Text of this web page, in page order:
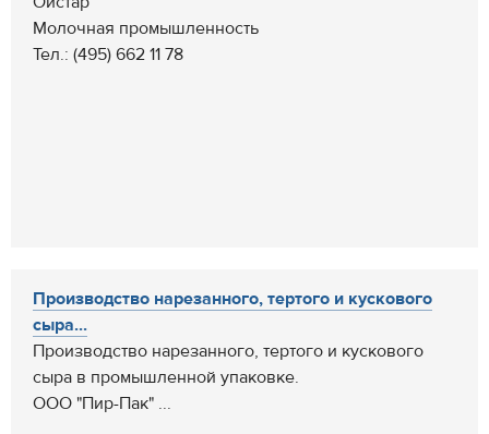
Молочная промышленность
Тел.: (495) 662 11 78
Производство нарезанного, тертого и кускового
сыра...
Производство нарезанного, тертого и кускового
сыра в промышленной упаковке.
ООО "Пир-Пак" ...